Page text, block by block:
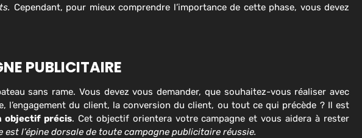
Cependant, pour mieux comprendre l’importance de cette phase, vous devez
PUBLICITAIRE
sans rame. Vous devez vous demander, que souhaitez-vous réaliser avec
du client, la conversion du client, ou tout ce qui précède ? Il est
objectif précis. Cet objectif orientera votre campagne et vous aidera à rester
est l’épine dorsale de toute campagne publicitaire réussie.